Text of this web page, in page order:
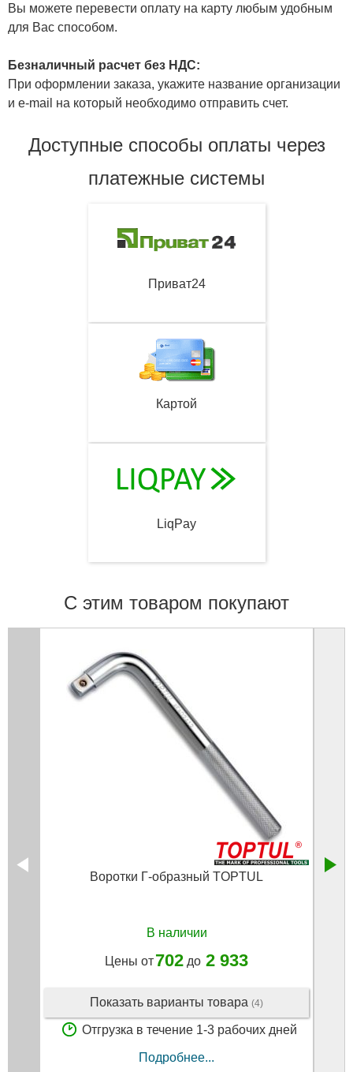
Вы можете перевести оплату на карту любым удобным
для Вас способом.
Безналичный расчет без НДС:
При оформлении заказа, укажите название организации
и e-mail на который необходимо отправить счет.
Доступные способы оплаты через
платежные системы
Приват24
Картой
LiqPay
С этим товаром покупают
Воротки Г-образный TOPTUL
В наличии
Цены от702 до 2 933
Показать варианты товара (4)
Отгрузка в течение 1-3 рабочих дней
Подробнее...